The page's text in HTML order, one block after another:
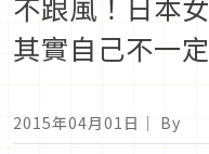
其實自己不一
2015年04月01日 ｜ By